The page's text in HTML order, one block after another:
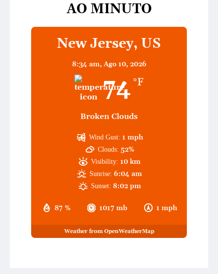
AO MINUTO
New Jersey, US
8:34 am, Ago 10, 2026
74 °F
Broken Clouds
87 % 1017 mb 1 mph
Wind Gust: 1 mph
Clouds: 52%
Visibility: 10 km
Sunrise: 6:04 am
Sunset: 8:02 pm
Weather from OpenWeatherMap